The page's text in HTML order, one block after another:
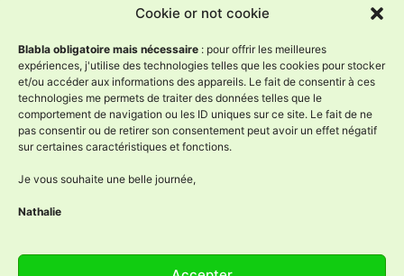
Cookie or not cookie
Blabla obligatoire mais nécessaire : pour offrir les meilleures
expériences, j'utilise des technologies telles que les cookies pour stocker
et/ou accéder aux informations des appareils. Le fait de consentir à ces
technologies me permets de traiter des données telles que le
comportement de navigation ou les ID uniques sur ce site. Le fait de ne
pas consentir ou de retirer son consentement peut avoir un effet négatif
sur certaines caractéristiques et fonctions.
Je vous souhaite une belle journée,
Nathalie
Avis Google
L'Âne à Nath
4.9
Basé sur 59 avis
powered byG oogle
évaluez-nous sur
Réseaux sociaux